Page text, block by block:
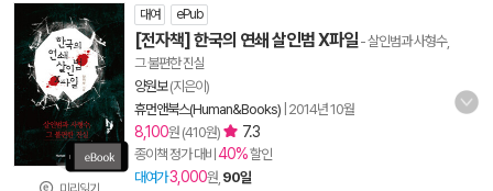
대여 ePub
[전자책] 한국의 연쇄 살인범 X파일 - 살인범과 사형수,
그 불편한 진실
양원보(지은이)
휴먼앤북스(Human&Books) 2014년 10월
8,100원 (410원) 7.3
종이책 정가 대비 40%할인
대여가3,000원, 90일